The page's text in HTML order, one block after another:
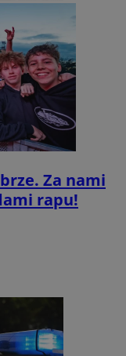
Za nami
rapu!